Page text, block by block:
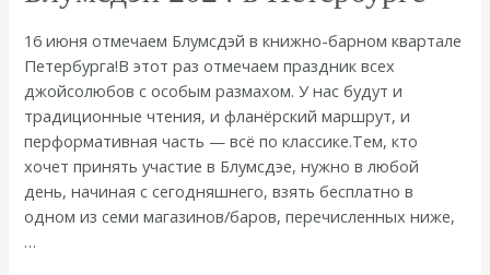
16 июня отмечаем Блумсдэй в книжно-барном квартале
Петербурга!В этот раз отмечаем праздник всех
джойсолюбов с особым размахом. У нас будут и
традиционные чтения, и фланёрский маршрут, и
перформативная часть — всё по классике.Тем, кто
хочет принять участие в Блумсдэе, нужно в любой
день, начиная с сегодняшнего, взять бесплатно в
одном из семи магазинов/баров, перечисленных ниже,
…